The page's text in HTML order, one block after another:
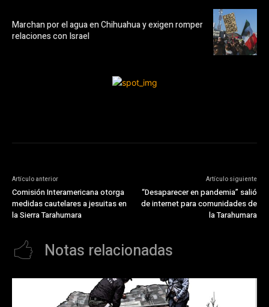
Marchan por el agua en Chihuahua y exigen romper
relaciones con Israel
Artículo anterior
Comisión Interamericana otorga
medidas cautelares a jesuitas en
la Sierra Tarahumara
Artículo siguiente
“Desaparecer en pandemia” salió
de internet para comunidades de
la Tarahumara
Notas relacionadas